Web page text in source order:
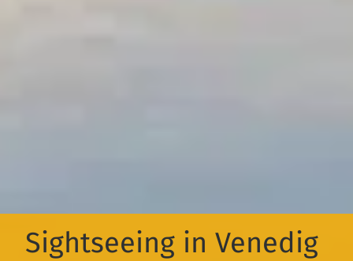
Sightseeing in Venedig